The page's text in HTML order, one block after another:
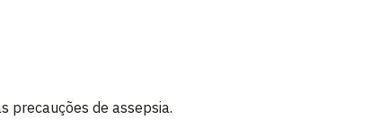
precauções de assepsia.